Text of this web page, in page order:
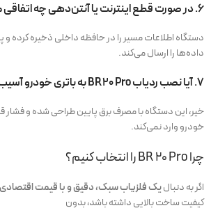
6. در صورت قطع اینترنت یا آنتن‌دهی چه اتفاقی می‌افتد؟
دستگاه اطلاعات مسیر را در حافظه داخلی ذخیره کرده و
داده‌ها را ارسال می‌کند.
7. آیا نصب ردیاب BR20 Pro به باتری خودرو آسیب می‌زند؟
خیر، این دستگاه با مصرف برق پایین طراحی شده و فشار
خودرو وارد نمی‌کند.
چرا BR 20 Pro را انتخاب کنیم؟
اگر به دنبالیک فلزیاب سبک، دقیق و با قیمت اقتصادی
کیفیت ساخت بالایی داشته باشد، بدون